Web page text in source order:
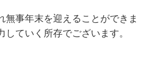
無事年末を迎えることができま
していく所存でございます。